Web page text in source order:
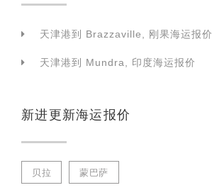
天津港到 Brazzaville, 刚果海运报价
天津港到 Mundra, 印度海运报价
新进更新海运报价
贝拉 蒙巴萨